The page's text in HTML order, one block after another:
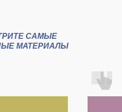
САМЫЕ
МАТЕРИАЛЫ